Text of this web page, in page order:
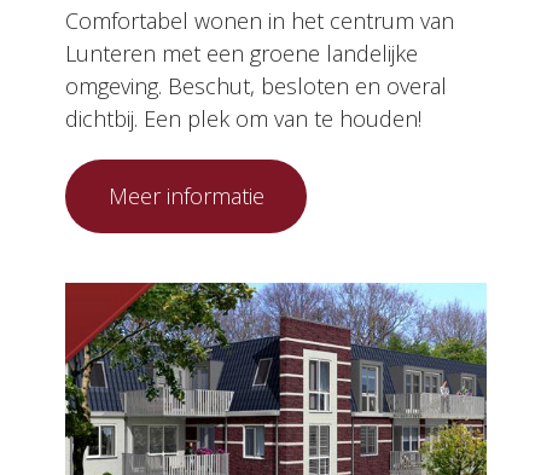
Comfortabel wonen in het centrum van
Lunteren met een groene landelijke
omgeving. Beschut, besloten en overal
dichtbij. Een plek om van te houden!